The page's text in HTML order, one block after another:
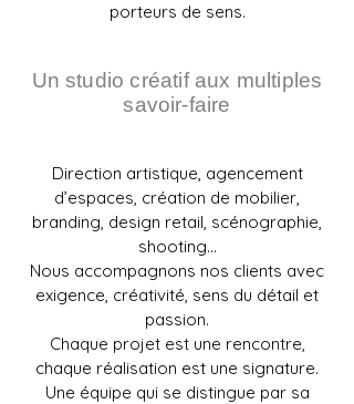
porteurs de sens.
Un studio créatif aux multiples
savoir-faire​
Direction artistique, agencement
d’espaces, création de mobilier,
branding, design retail, scénographie,
shooting…
Nous accompagnons nos clients avec
exigence, créativité, sens du détail et
passion.
Chaque projet est une rencontre,
chaque réalisation est une signature.
Une équipe qui se distingue par sa